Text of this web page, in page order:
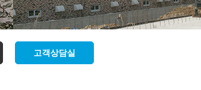
고객상담실